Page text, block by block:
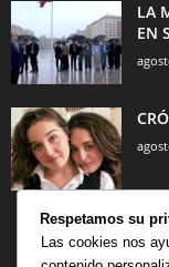
LA
EN
Respetamos su
Las cookies nos